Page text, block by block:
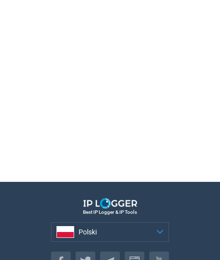
Best IP Logger & IP Tools
Polski
Polski